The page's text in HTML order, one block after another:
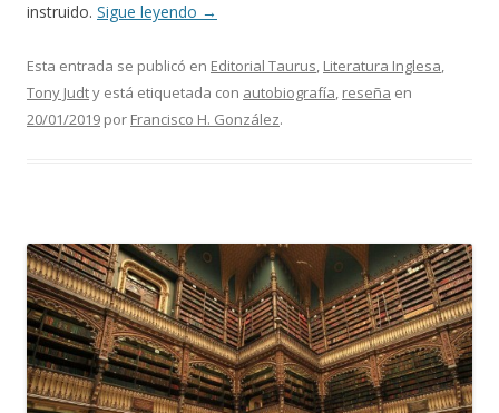
instruido. Sigue leyendo →
Esta entrada se publicó en Editorial Taurus, Literatura Inglesa,
Tony Judty está etiquetada con autobiografía, reseña en
20/01/2019 por Francisco H. González.